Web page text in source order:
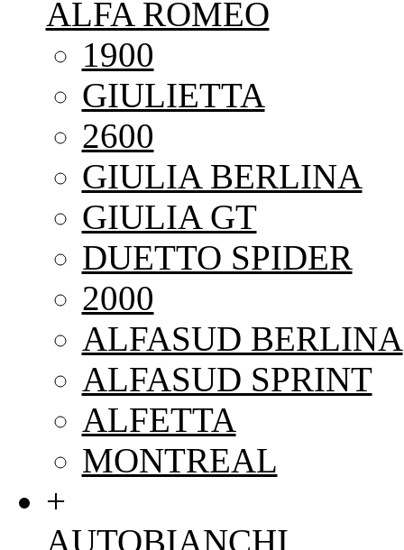
ALFA ROMEO
1900
GIULIETTA
2600
GIULIA BERLINA
GIULIA GT
DUETTO SPIDER
2000
ALFASUD BERLINA
ALFASUD SPRINT
ALFETTA
MONTREAL
+
AUTOBIANCHI